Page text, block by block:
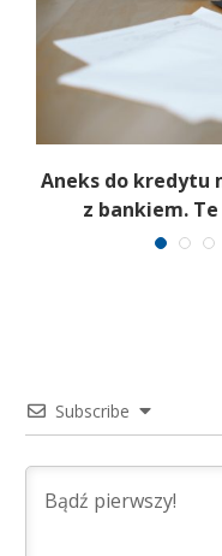
Aneks do kredytu
z bankiem.
Subscribe